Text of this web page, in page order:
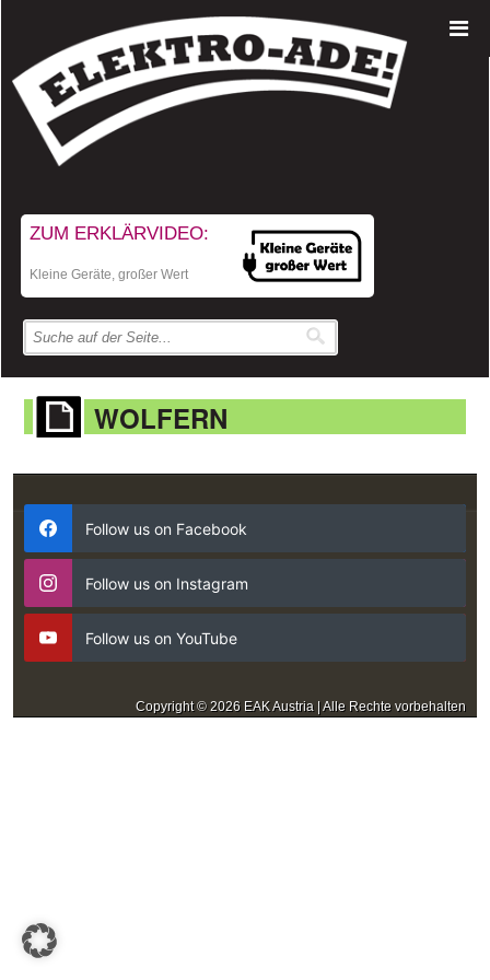
ZUM ERKLÄRVIDEO:
Kleine Geräte, großer Wert
WOLFERN
Follow us on Facebook
Follow us on Instagram
Follow us on YouTube
Copyright © 2026 EAK Austria | Alle Rechte vorbehalten